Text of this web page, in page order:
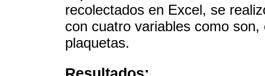
recolectados en Excel, se
con cuatro variables como
plaquetas.